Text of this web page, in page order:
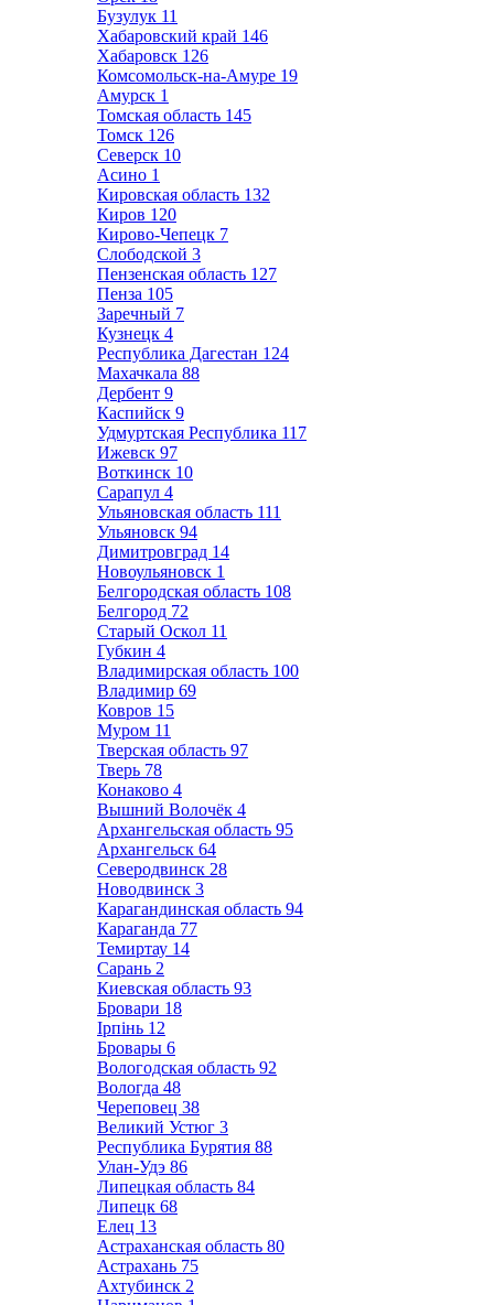
Бузулук 11
Хабаровский край 146
Хабаровск 126
Комсомольск-на-Амуре 19
Амурск 1
Томская область 145
Томск 126
Северск 10
Асино 1
Кировская область 132
Киров 120
Кирово-Чепецк 7
Слободской 3
Пензенская область 127
Пенза 105
Заречный 7
Кузнецк 4
Республика Дагестан 124
Махачкала 88
Дербент 9
Каспийск 9
Удмуртская Республика 117
Ижевск 97
Воткинск 10
Сарапул 4
Ульяновская область 111
Ульяновск 94
Димитровград 14
Новоульяновск 1
Белгородская область 108
Белгород 72
Старый Оскол 11
Губкин 4
Владимирская область 100
Владимир 69
Ковров 15
Муром 11
Тверская область 97
Тверь 78
Конаково 4
Вышний Волочёк 4
Архангельская область 95
Архангельск 64
Северодвинск 28
Новодвинск 3
Карагандинская область 94
Караганда 77
Темиртау 14
Сарань 2
Киевская область 93
Бровари 18
Ірпінь 12
Бровары 6
Вологодская область 92
Вологда 48
Череповец 38
Великий Устюг 3
Республика Бурятия 88
Улан-Удэ 86
Липецкая область 84
Липецк 68
Елец 13
Астраханская область 80
Астрахань 75
Ахтубинск 2